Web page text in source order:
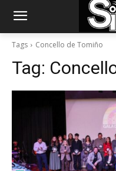
Tags Concello de Tomiño
Tag: